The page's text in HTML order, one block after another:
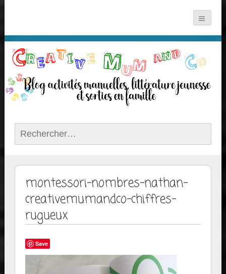
Rechercher :
montessori-nombres-nathan-
creativemumandco-chiffres-
rugueux
Save